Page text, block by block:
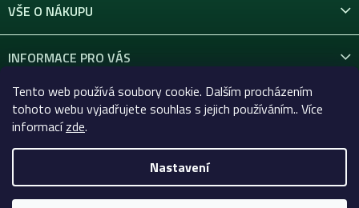
Tento web používá soubory cookie. Dalším procházením
tohoto webu vyjadřujete souhlas s jejich používáním.. Více
informacízde.
Nastavení
VŠE O NÁKUPU
INFORMACE PRO VÁS
KONTAKT
Copyright 2026Celtic-Supply.cz | Vše pro tetování a